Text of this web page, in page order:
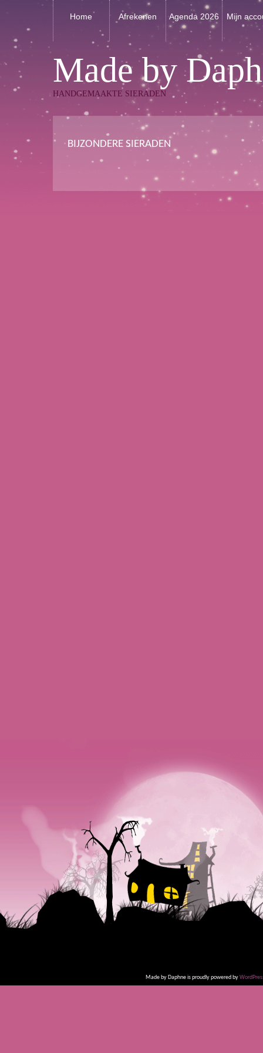
Home Afrekenen Agenda 2026 Mijn
Made by
HANDGEMAAKTE SIERADEN
BIJZONDERE SIERADEN
Made by Daphne is proudly powered by